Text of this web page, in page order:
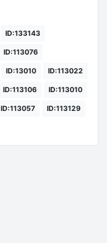
ID:133143
ID:113076
ID:13010 ID:113022
ID:113106 ID:113010
ID:113057 ID:113129